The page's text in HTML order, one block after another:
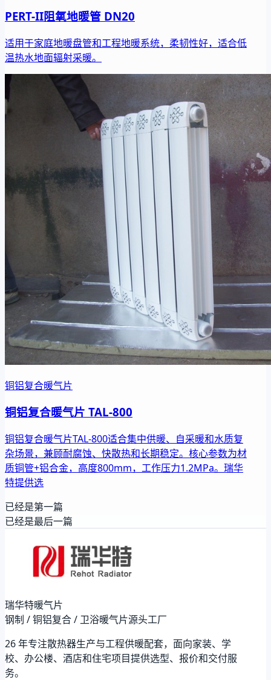
PERT-II阻氧地暖管 DN20
适用于家庭地暖盘管和工程地暖系统，柔韧性好，适合低
温热水地面辐射采暖。
铜铝复合暖气片
铜铝复合暖气片 TAL-800
铜铝复合暖气片TAL-800适合集中供暖、自采暖和水质复
杂场景，兼顾耐腐蚀、快散热和长期稳定。核心参数为材
质铜管+铝合金，高度800mm，工作压力1.2MPa。瑞华
特提供选
已经是第一篇
已经是最后一篇
瑞华特暖气片
钢制 / 铜铝复合 / 卫浴暖气片源头工厂
26 年专注散热器生产与工程供暖配套，面向家装、学
校、办公楼、酒店和住宅项目提供选型、报价和交付服
务。